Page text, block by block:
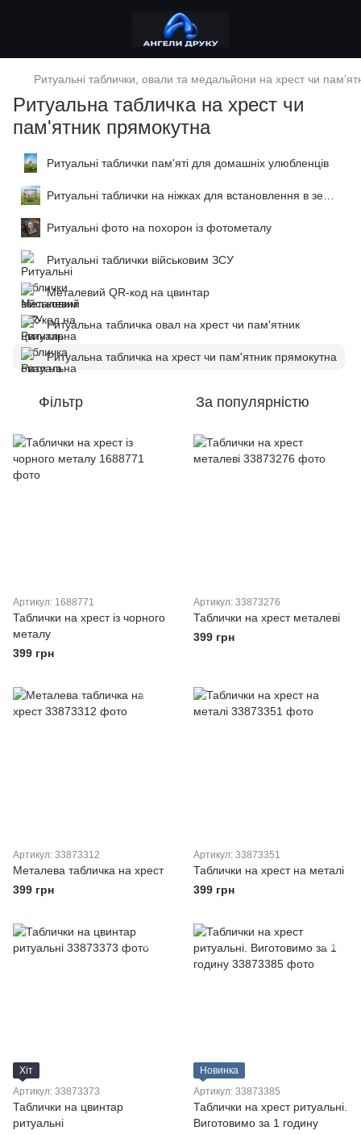
Ритуальні таблички, овали та медальйони на хрест чи
Ритуальна табличка на хрест чи
пам'ятник прямокутна
Ритуальні таблички пам'яті для домашніх улюбленців
Ритуальні фото на похорон із фотометалу
Ритуальні таблички військовим ЗСУ
Металевий QR-код на цвинтар
Ритуальна табличка овал на хрест чи пам'ятник
Ритуальна табличка на хрест чи пам'ятник прямокутна
Фільтр За популярністю
Артикул: 1688771
Таблички на хрест із чорного
металу
399 грн
Артикул: 33873276
Таблички на хрест металеві
399 грн
Артикул: 33873312
Металева табличка на хрест
399 грн
Артикул: 33873351
Таблички на хрест на металі
399 грн
Хіт
Артикул: 33873373
Таблички на цвинтар
ритуальні
Новинка
Артикул: 33873385
Таблички на хрест ритуальні.
Виготовимо за 1 годину